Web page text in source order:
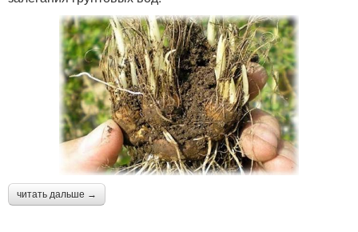
читать дальше →